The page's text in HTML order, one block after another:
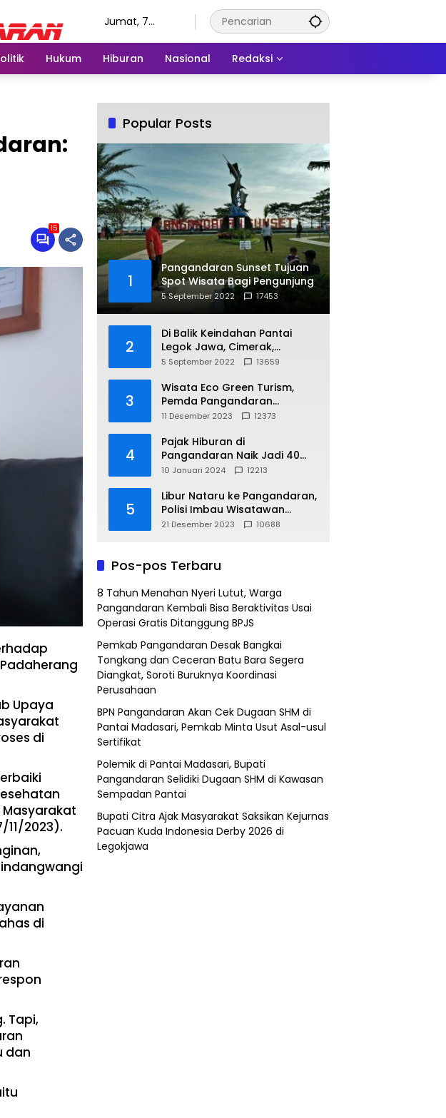
Jumat, 7
Hukum Hiburan Nasional Redaksi
15
Upaya
di
2023).
di
Tapi,
dan
Popular Posts
1
Pangandaran Sunset Tujuan
Spot Wisata Bagi Pengunjung
5 September 2022 17453
2
Di Balik Keindahan Pantai
Legok Jawa, Cimerak,
Pangandaran
5 September 2022 13659
3
Wisata Eco Green Turism,
Pemda Pangandaran
Gandeng PLN
11 Desember 2023 12373
4
Pajak Hiburan di
Pangandaran Naik Jadi 40
Persen
10 Januari 2024 12213
5
Libur Nataru ke Pangandaran,
Polisi Imbau Wisatawan
Gunakan Jalur Arteri
21 Desember 2023 10688
Pos-pos Terbaru
8 Tahun Menahan Nyeri Lutut, Warga
Pangandaran Kembali Bisa Beraktivitas Usai
Operasi Gratis Ditanggung BPJS
Pemkab Pangandaran Desak Bangkai
Tongkang dan Ceceran Batu Bara Segera
Diangkat, Soroti Buruknya Koordinasi
Perusahaan
BPN Pangandaran Akan Cek Dugaan SHM di
Pantai Madasari, Pemkab Minta Usut Asal-usul
Sertifikat
Polemik di Pantai Madasari, Bupati
Pangandaran Selidiki Dugaan SHM di Kawasan
Sempadan Pantai
Bupati Citra Ajak Masyarakat Saksikan Kejurnas
Pacuan Kuda Indonesia Derby 2026 di
Legokjawa